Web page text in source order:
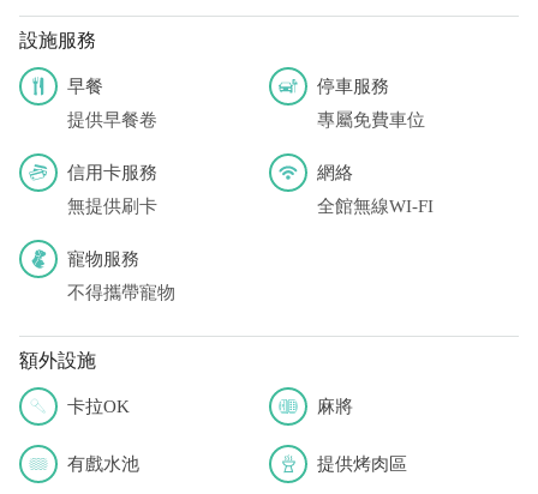
設施服務
早餐
提供早餐卷
停車服務
專屬免費車位
信用卡服務
無提供刷卡
網絡
全館無線WI-FI
寵物服務
不得攜帶寵物
額外設施
卡拉OK 麻將
有戲水池 提供烤肉區